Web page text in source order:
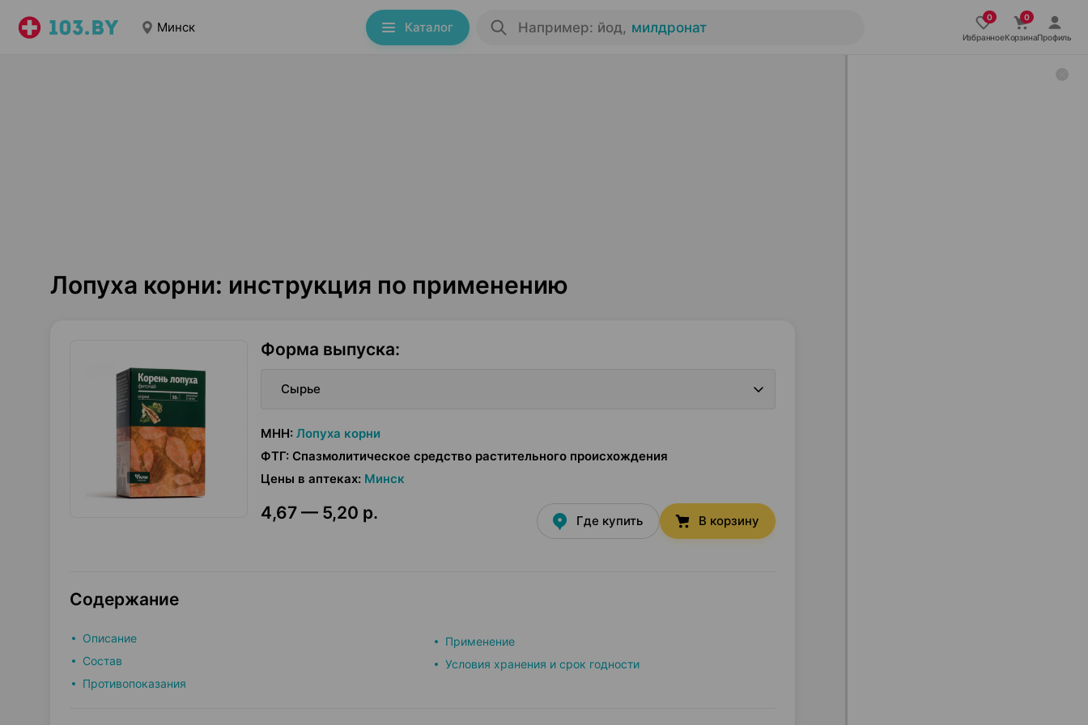
Минск Каталог Например: йод, милдронат
ИзбранноеКорзинаПрофиль
Лопуха корни: инструкция по применению
Форма выпуска:
Сырье
МНН: Лопуха корни
ФТГ: Спазмолитическое средство растительного происхождения
Цены в аптеках: Минск
4,67 — 5,20 р. Где купить В корзину
Содержание
Описание
Состав
Противопоказания
Применение
Условия хранения и срок годности